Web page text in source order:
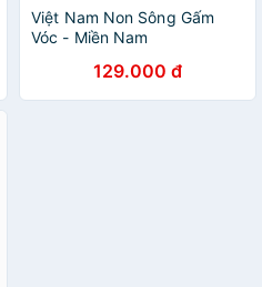
Việt Nam Non Sông Gấm
Vóc - Miền Nam
129.000 đ